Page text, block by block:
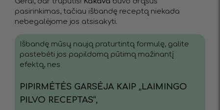
pasirinkimas, tačiau išbandę receptą niekada
nebegalėjome jos atsisakyti.
Išbandę mūsų naują praturtintą formulę, galite
pastebėti jos papildomą pūtimą mažinantį
efektą, nes
PIPIRMĖTĖS GARSĖJA KAIP „LAIMINGO
PILVO RECEPTAS“,